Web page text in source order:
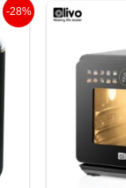
-28%
₫.